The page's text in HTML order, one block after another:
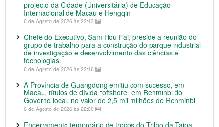
projecto da Cidade (Universitária) de Educação
Internacional de Macau e Hengqin
6 de Agosto de 2026 às 22:43
Chefe do Executivo, Sam Hou Fai, preside a reunião do
grupo de trabalho para a construção do parque industrial
de investigação e desenvolvimento das ciências e
tecnologias.
6 de Agosto de 2026 às 22:16
A Província de Guangdong emitiu com sucesso, em
Macau, títulos de dívida “offshore” em Renminbi do
Governo local, no valor de 2,5 mil milhões de Renminbi
6 de Agosto de 2026 às 22:00
Encerramento temporário de troços do Trilho da Taipa